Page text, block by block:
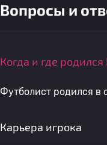
Вопросы и
Когда и где
Футболист родился в
Карьера игрока